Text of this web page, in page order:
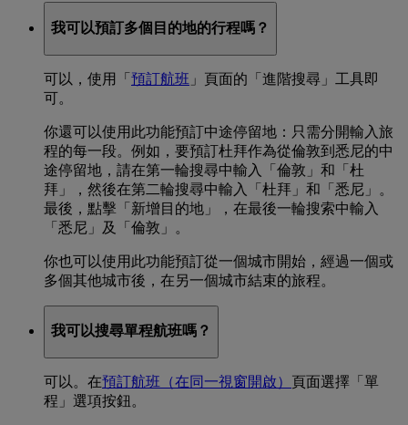
我可以預訂多個目的地的行程嗎？
可以，使用「 預訂航班 」頁面的「進階搜尋」工具即
可。
你還可以使用此功能預訂中途停留地：只需分開輸入旅
程的每一段。例如，要預訂杜拜作為從倫敦到悉尼的中
途停留地，請在第一輪搜尋中輸入「倫敦」和「杜
拜」，然後在第二輪搜尋中輸入「杜拜」和「悉尼」。
最後，點擊「新增目的地」，在最後一輪搜索中輸入
「悉尼」及「倫敦」。
你也可以使用此功能預訂從一個城市開始，經過一個或
多個其他城市後，在另一個城市結束的旅程。
我可以搜尋單程航班嗎？
可以。在預訂航班 （在同一視窗開啟） 頁面選擇「單
程」選項按鈕。